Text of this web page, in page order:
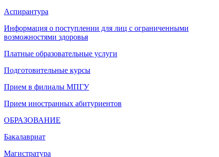
Аспирантура
Информация о поступлении для лиц с ограниченными
возможностями здоровья
Платные образовательные услуги
Подготовительные курсы
Прием в филиалы МПГУ
Прием иностранных абитуриентов
ОБРАЗОВАНИЕ
Бакалавриат
Магистратура